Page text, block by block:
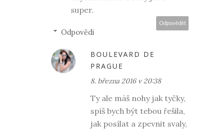
super.
Odpovědět
Odpovědi
BOULEVARD DE
PRAGUE
8. března 2016 v 20:38
Ty ale máš nohy jak tyčky,
spíš bych být tebou řešila,
jak posílat a zpevnit svaly,